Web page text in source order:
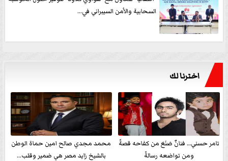
السحابية والأمن السيبراني في...
اخترنا لك
تامر حسني… فنانٌ صَنَعَ من كفاحه قصةً
ومن تواضعه رسالةً
محمد مجدي صالح امين حماة الوطن
بالشيخ زايد مصر هي ضمير وقلب...